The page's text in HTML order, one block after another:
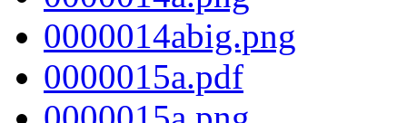
0000014abig.png
0000015a.pdf